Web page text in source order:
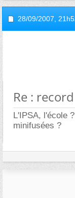
28/09/2007,
Re :
L'IPSA, l'école
minifusées ?